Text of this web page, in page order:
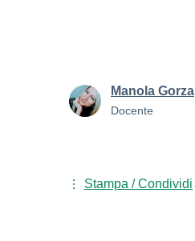
Manola Gorza
Docente
Stampa / Condividi